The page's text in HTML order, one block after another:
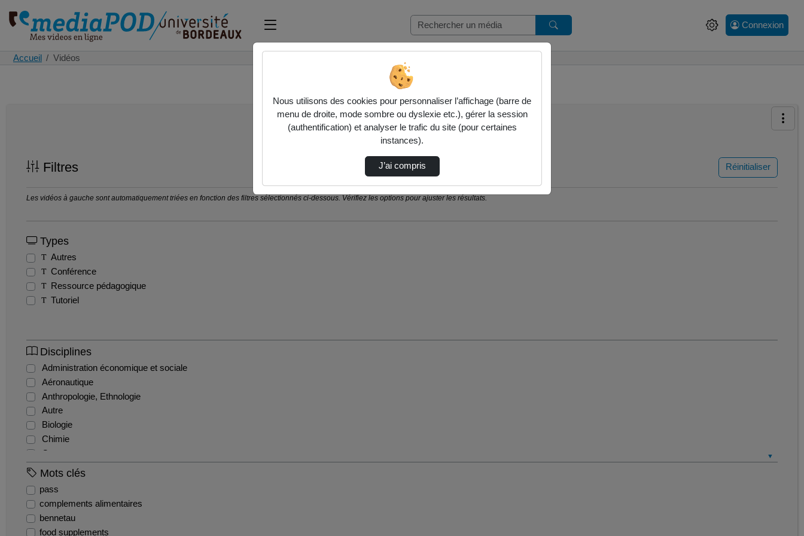
Connexion
Accueil Vidéos
Filtres Réinitialiser
Les vidéos à gauche sont automatiquement triées en fonction des filtres sélectionnés ci-dessous. Vérifiez les options pour ajuster les résultats.
Types
Autres
Conférence
Ressource pédagogique
Tutoriel
Disciplines
Administration économique et sociale
Aéronautique
Anthropologie, Ethnologie
Autre
Biologie
Chimie
Commerce
Comptabilité et gestion financière
Droit civil
Droit constitutionnel
Mots clés
pass
complements alimentaires
bennetau
food supplements
Nous utilisons des cookies pour personnaliser l’affichage (barre de
menu de droite, mode sombre ou dyslexie etc.), gérer la session
(authentification) et analyser le trafic du site (pour certaines
instances).
J’ai compris